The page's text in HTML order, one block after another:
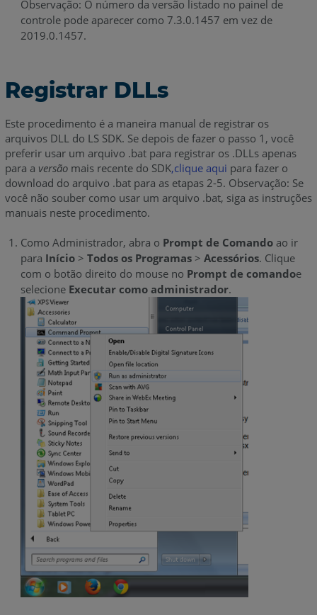
Observação: O número da versão listado no painel de
controle pode aparecer como 7.3.0.1457 em vez de
2019.0.1457.
Registrar DLLs
Este procedimento é a maneira manual de registrar os
arquivos DLL do LS SDK. Se depois de fazer o passo 1, você
preferir usar um arquivo .bat para registrar os .DLLs apenas
para a versãomais recente do SDK,clique aqui para fazer o
download do arquivo .bat para as etapas 2-5. Observação: Se
você não souber como usar um arquivo .bat, siga as instruções
manuais neste procedimento.
Como Administrador, abra o Prompt de Comandoao ir
para Início > Todos os Programas> Acessórios. Clique
com o botão direito do mouse no Prompt de comandoe
selecione Executar como administrador.